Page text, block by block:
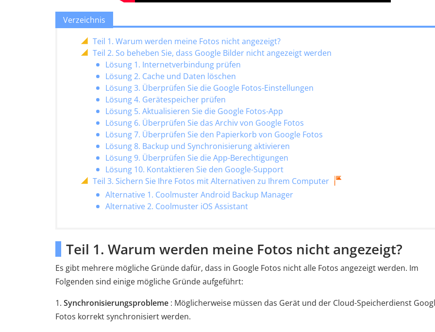
Verzeichnis
Teil 1. Warum werden meine Fotos nicht angezeigt?
Teil 2. So beheben Sie, dass Google Bilder nicht angezeigt werden
Lösung 1. Internetverbindung prüfen
Lösung 2. Cache und Daten löschen
Lösung 3. Überprüfen Sie die Google Fotos-Einstellungen
Lösung 4. Gerätespeicher prüfen
Lösung 5. Aktualisieren Sie die Google Fotos-App
Lösung 6. Überprüfen Sie das Archiv von Google Fotos
Lösung 7. Überprüfen Sie den Papierkorb von Google Fotos
Lösung 8. Backup und Synchronisierung aktivieren
Lösung 9. Überprüfen Sie die App-Berechtigungen
Lösung 10. Kontaktieren Sie den Google-Support
Teil 3. Sichern Sie Ihre Fotos mit Alternativen zu Ihrem Computer
Alternative 1. Coolmuster Android Backup Manager
Alternative 2. Coolmuster iOS Assistant
Teil 1. Warum werden meine Fotos nicht angezeigt?
Es gibt mehrere mögliche Gründe dafür, dass in Google Fotos nicht alle Fotos angezeigt werden. Im
Folgenden sind einige mögliche Gründe aufgeführt:
1. Synchronisierungsprobleme : Möglicherweise müssen das Gerät und der Cloud-Speicherdienst
Fotos korrekt synchronisiert werden.